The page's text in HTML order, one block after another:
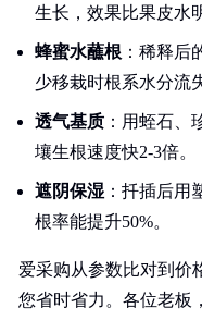
生长，效果比果皮水
蜂蜜水蘸根 ：稀释后
少移栽时根系水分流
透气基质 ：用蛭石、
壤生根速度快2-3倍。
遮阴保湿 ：扦插后用
根率能提升50%。
爱采购从参数比对到价
您省时省力。各位老板